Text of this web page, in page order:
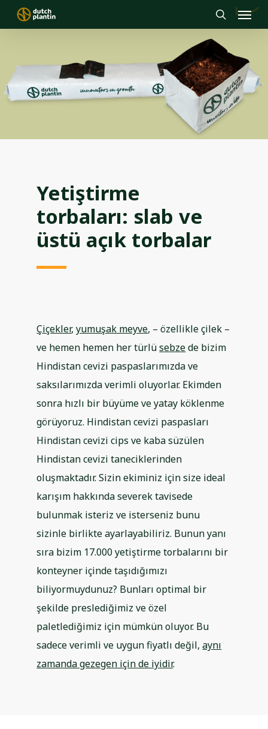
Skip
to
content
search
Menu
Yetiştirme
torbaları: slab ve
üstü açık torbalar
Çiçekler,yumuşak meyve, – özellikle çilek –
ve hemen hemen her türlüsebzede bizim
Hindistan cevizi paspaslarımızda ve
saksılarımızda verimli oluyorlar. Ekimden
sonra hızlı bir büyüme ve yatay köklenme
görüyoruz. Hindistan cevizi paspasları
Hindistan cevizi cips ve kaba süzülen
Hindistan cevizi taneciklerinden
oluşmaktadır. Sizin ekiminiz için size ideal
karışım hakkında severek tavisede
bulunmak isteriz ve isterseniz bunu
sizinle birlikte ayarlayabiliriz. Bunun yanı
sıra bizim 17.000 yetiştirme torbalarını bir
konteyner içinde taşıdığımızı
biliyormuydunuz? Bunları optimal bir
şekilde preslediğimiz ve özel
paletlediğimiz için mümkün oluyor. Bu
sadece verimli ve uygun fiyatlı değil,aynı
zamanda gezegen için de iyidir.